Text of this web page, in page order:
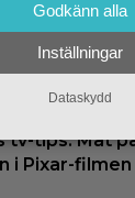
charmig”
tidernas
den hos
tv-tips: Mat
i Pixar-
Godkänn alla
Inställningar
Dataskydd